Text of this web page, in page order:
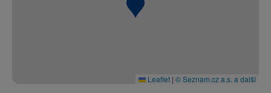
Leaflet | © Seznam.cz a.s. a další